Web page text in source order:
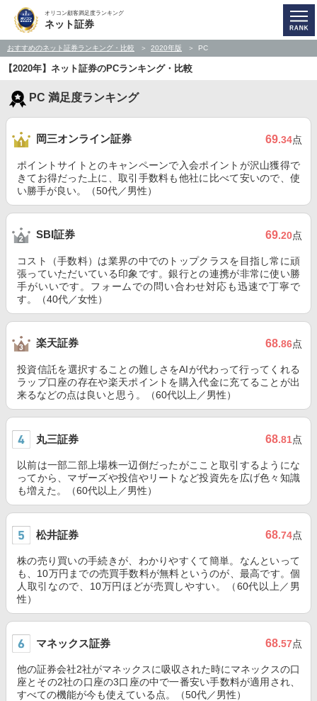
オリコン顧客満足度ランキング
ネット証券
おすすめのネット証券ランキング・比較 2020年版 PC
【2020年】ネット証券のPCランキング・比較
PC 満足度ランキング
岡三オンライン証券 69.34点
ポイントサイトとのキャンペーンで入会ポイントが沢山獲得で
きてお得だった上に、取引手数料も他社に比べて安いので、使
い勝手が良い。（50代／男性）
SBI証券 69.20点
コスト（手数料）は業界の中でのトップクラスを目指し常に頑
張っていただいている印象です。銀行との連携が非常に使い勝
手がいいです。フォームでの問い合わせ対応も迅速で丁寧で
す。（40代／女性）
楽天証券 68.86点
投資信託を選択することの難しさをAIが代わって行ってくれる
ラップ口座の存在や楽天ポイントを購入代金に充てることが出
来るなどの点は良いと思う。（60代以上／男性）
丸三証券 68.81点
以前は一部二部上場株一辺倒だったがここと取引するようにな
ってから、マザーズや投信やリートなど投資先を広げ色々知識
も増えた。（60代以上／男性）
松井証券 68.74点
株の売り買いの手続きが、わかりやすくて簡単。なんといって
も、10万円までの売買手数料が無料というのが、最高です。個
人取引なので、10万円ほどが売買しやすい。（60代以上／男
性）
マネックス証券 68.57点
他の証券会社2社がマネックスに吸収された時にマネックスの口
座とその2社の口座の3口座の中で一番安い手数料が適用され、
すべての機能が今も使えている点。（50代／男性）